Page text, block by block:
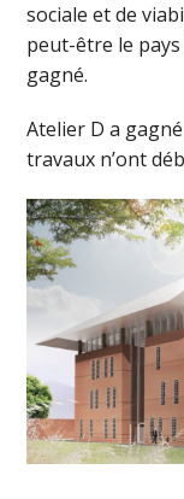
sociale et de
peut-être le pays
gagné.
Atelier D a
travaux n’ont